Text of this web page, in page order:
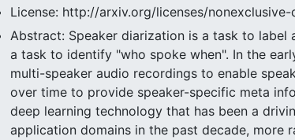
License: http://arxiv.org/licenses/
Abstract: Speaker diarization is a task to
a task to identify "who spoke when". In the
multi-speaker audio recordings to enable
over time to provide speaker-specific meta
deep learning technology that has been a
application domains in the past decade, more